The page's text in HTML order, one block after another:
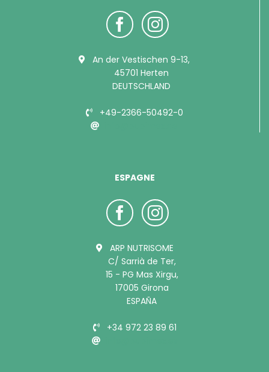
An der Vestischen 9-13,
45701 Herten
DEUTSCHLAND
+49-2366-50492-0
ESPAGNE
ARP NUTRISOME
C/ Sarrià de Ter,
15 - PG Mas Xirgu,
17005 Girona
ESPAÑA
+34 972 23 89 61